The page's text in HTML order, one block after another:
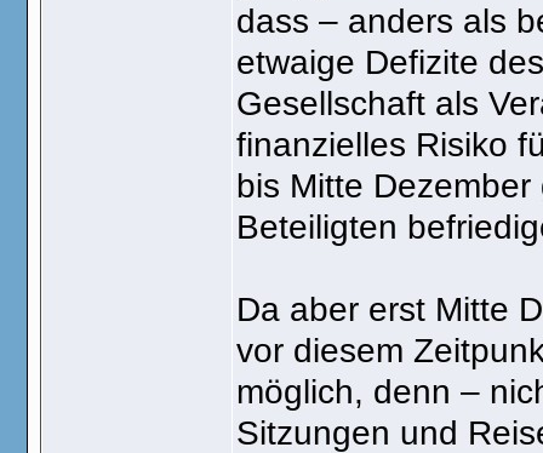
dass – anders als
etwaige Defizite
Gesellschaft als
finanzielles Risiko
bis Mitte
Beteiligten
Da aber erst Mitte
vor diesem
möglich, denn –
Sitzungen und